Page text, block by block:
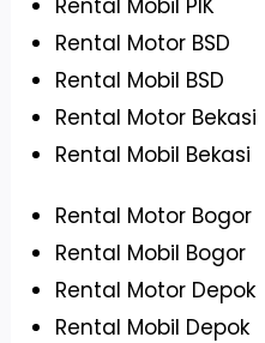
Rental Motor BSD
Rental Mobil BSD
Rental Motor Bekasi
Rental Mobil Bekasi
Rental Motor Bogor
Rental Mobil Bogor
Rental Motor Depok
Rental Mobil Depok